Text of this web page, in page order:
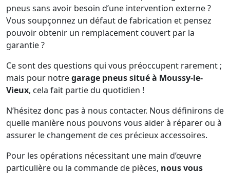
pneus sans avoir besoin d’une intervention externe ?
Vous soupçonnez un défaut de fabrication et pensez
pouvoir obtenir un remplacement couvert par la
garantie ?
Ce sont des questions qui vous préoccupent rarement ;
mais pour notregarage pneus situé à Moussy-le-
Vieux, cela fait partie du quotidien !
N’hésitez donc pas à nous contacter. Nous définirons de
quelle manière nous pouvons vous aider à réparer ou à
assurer le changement de ces précieux accessoires.
Pour les opérations nécessitant une main d’œuvre
particulière ou la commande de pièces, nous vous